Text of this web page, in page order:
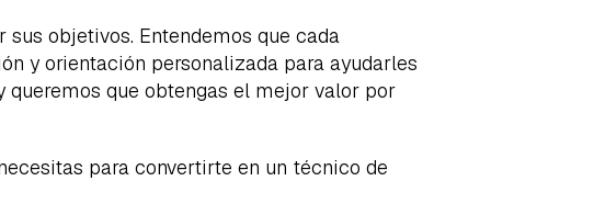
objetivos. Entendemos que cada
y orientación personalizada para ayudarles
que obtengas el mejor valor por
para convertirte en un técnico de